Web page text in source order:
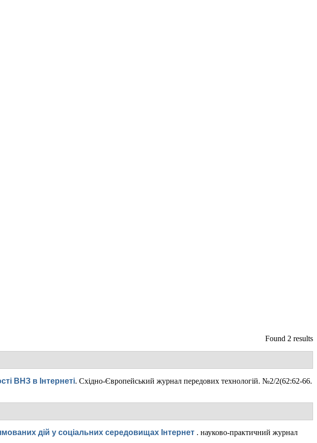
Found 2 results
ВНЗ в Інтернеті. Східно-Європейський журнал передових технологій. №2/2(62:62-66.
дій у соціальних середовищах Інтернет . науково-практичний журнал